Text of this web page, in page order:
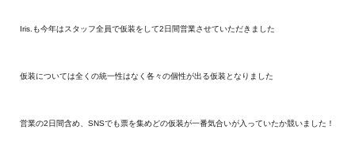
Iris.も今年はスタッフ全員で仮装をして2日間営業させていただきました
仮装については全くの統一性はなく各々の個性が出る仮装となりました
営業の2日間含め、SNSでも票を集めどの仮装が一番気合いが入っていたか競いました！